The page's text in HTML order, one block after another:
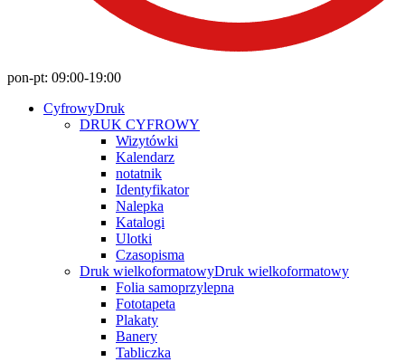
pon-pt: 09:00-19:00
CyfrowyDruk
DRUK CYFROWY
Wizytówki
Kalendarz
notatnik
Identyfikator
Nalepka
Katalogi
Ulotki
Czasopisma
Druk wielkoformatowyDruk wielkoformatowy
Folia samoprzylepna
Fototapeta
Plakaty
Banery
Tabliczka